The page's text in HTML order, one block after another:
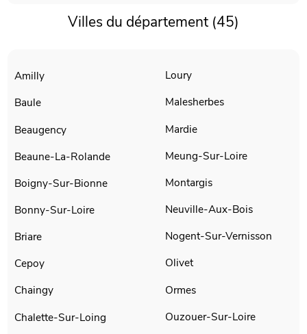
Villes du département (45)
Amilly
Baule
Beaugency
Beaune-La-Rolande
Boigny-Sur-Bionne
Bonny-Sur-Loire
Briare
Cepoy
Chaingy
Chalette-Sur-Loing
Loury
Malesherbes
Mardie
Meung-Sur-Loire
Montargis
Neuville-Aux-Bois
Nogent-Sur-Vernisson
Olivet
Ormes
Ouzouer-Sur-Loire